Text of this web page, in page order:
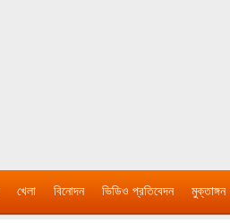
খেলা বিনোদন ভিডিও প্রতিবেদন মুক্তাঙ্গন